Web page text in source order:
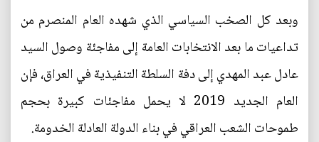
وبعد كل الصخب السياسي الذي شهده العام المنصرم من
تداعيات ما بعد الانتخابات العامة إلى مفاجئة وصول السيد
عادل عبد المهدي إلى دفة السلطة التنفيذية في العراق، فإن
العام الجديد 2019 لا يحمل مفاجئات كبيرة بحجم
طموحات الشعب العراقي في بناء الدولة العادلة الخدومة.